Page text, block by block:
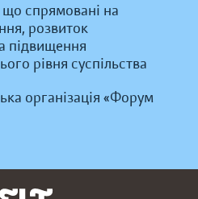
що спрямовані на
розвиток
підвищення
рівня суспільства
організація «Форум